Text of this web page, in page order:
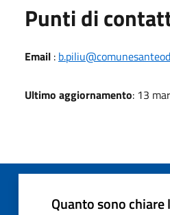
Punti di
Email :
Ultimo aggiornamento: 13
Quanto sono